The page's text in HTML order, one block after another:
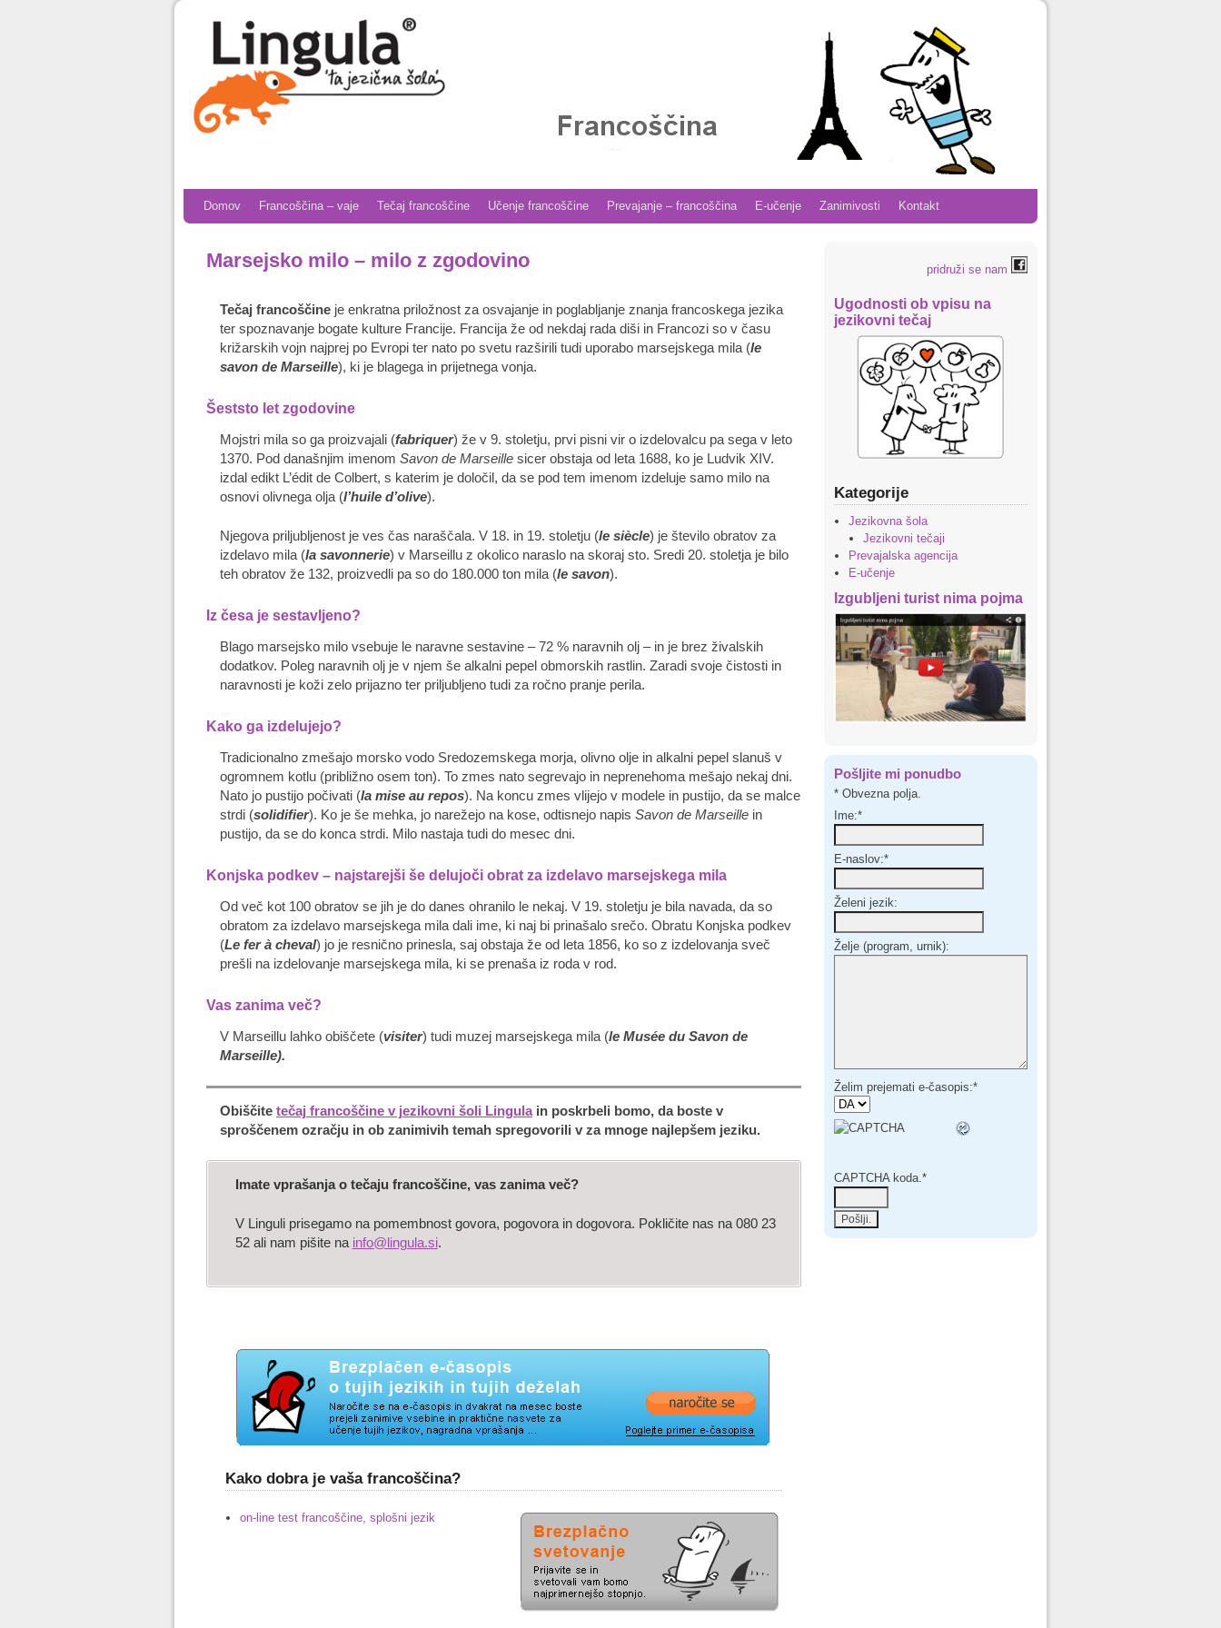
Domov Francoščina – vaje Tečaj francoščine Učenje francoščine Prevajanje – francoščina E-učenje Zanimivosti Kontakt
Marsejsko milo – milo z zgodovino
Tečaj francoščine je enkratna priložnost za osvajanje in poglabljanje znanja francoskega jezika
ter spoznavanje bogate kulture Francije. Francija že od nekdaj rada diši in Francozi so v času
križarskih vojn najprej po Evropi ter nato po svetu razširili tudi uporabo marsejskega mila (le
savon de Marseille), ki je blagega in prijetnega vonja.
Šeststo let zgodovine
Mojstri mila so ga proizvajali (fabriquer) že v 9. stoletju, prvi pisni vir o izdelovalcu pa sega v leto
1370. Pod današnjim imenom Savon de Marseille sicer obstaja od leta 1688, ko je Ludvik XIV.
izdal edikt L’édit de Colbert, s katerim je določil, da se pod tem imenom izdeluje samo milo na
osnovi olivnega olja (l’huile d’olive).
Njegova priljubljenost je ves čas naraščala. V 18. in 19. stoletju (le siècle) je število obratov za
izdelavo mila (la savonnerie) v Marseillu z okolico naraslo na skoraj sto. Sredi 20. stoletja je bilo
teh obratov že 132, proizvedli pa so do 180.000 ton mila (le savon).
Iz česa je sestavljeno?
Blago marsejsko milo vsebuje le naravne sestavine – 72 % naravnih olj – in je brez živalskih
dodatkov. Poleg naravnih olj je v njem še alkalni pepel obmorskih rastlin. Zaradi svoje čistosti in
naravnosti je koži zelo prijazno ter priljubljeno tudi za ročno pranje perila.
Kako ga izdelujejo?
Tradicionalno zmešajo morsko vodo Sredozemskega morja, olivno olje in alkalni pepel slanuš v
ogromnem kotlu (približno osem ton). To zmes nato segrevajo in neprenehoma mešajo nekaj dni.
Nato jo pustijo počivati (la mise au repos). Na koncu zmes vlijejo v modele in pustijo, da se malce
strdi (solidifier). Ko je še mehka, jo narežejo na kose, odtisnejo napis Savon de Marseille in
pustijo, da se do konca strdi. Milo nastaja tudi do mesec dni.
Konjska podkev – najstarejši še delujoči obrat za izdelavo marsejskega mila
Od več kot 100 obratov se jih je do danes ohranilo le nekaj. V 19. stoletju je bila navada, da so
obratom za izdelavo marsejskega mila dali ime, ki naj bi prinašalo srečo. Obratu Konjska podkev
(Le fer à cheval) jo je resnično prinesla, saj obstaja že od leta 1856, ko so z izdelovanja sveč
prešli na izdelovanje marsejskega mila, ki se prenaša iz roda v rod.
Vas zanima več?
V Marseillu lahko obiščete (visiter) tudi muzej marsejskega mila (le Musée du Savon de
Marseille).
Obiščite tečaj francoščine v jezikovni šoli Lingulain poskrbeli bomo, da boste v
sproščenem ozračju in ob zanimivih temah spregovorili v za mnoge najlepšem jeziku.
Imate vprašanja o tečaju francoščine, vas zanima več?
V Linguli prisegamo na pomembnost govora, pogovora in dogovora. Pokličite nas na 080 23
52 ali nam pišite na info@lingula.si.
Kako dobra je vaša francoščina?
on-line test francoščine, splošni jezik
pridruži se nam
Ugodnosti ob vpisu na
jezikovni tečaj
Kategorije
Jezikovna šola
Jezikovni tečaji
Prevajalska agencija
E-učenje
Izgubljeni turist nima pojma
Pošljite mi ponudbo
* Obvezna polja.
Ime:*
E-naslov:*
Želeni jezik:
Želje (program, urnik):
Želim prejemati e-časopis:*
CAPTCHA koda.*